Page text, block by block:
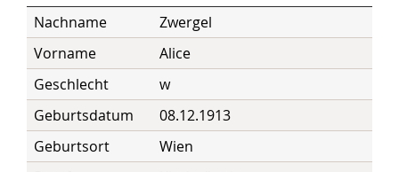
Nachname
Zwergel
Vorname
Alice
Geschlecht
w
Geburtsdatum
08.12.1913
Geburtsort
Wien